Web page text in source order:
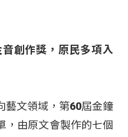
創作獎，原民多項入
藝文領域，第60屆金鐘
，由原文會製作的七個